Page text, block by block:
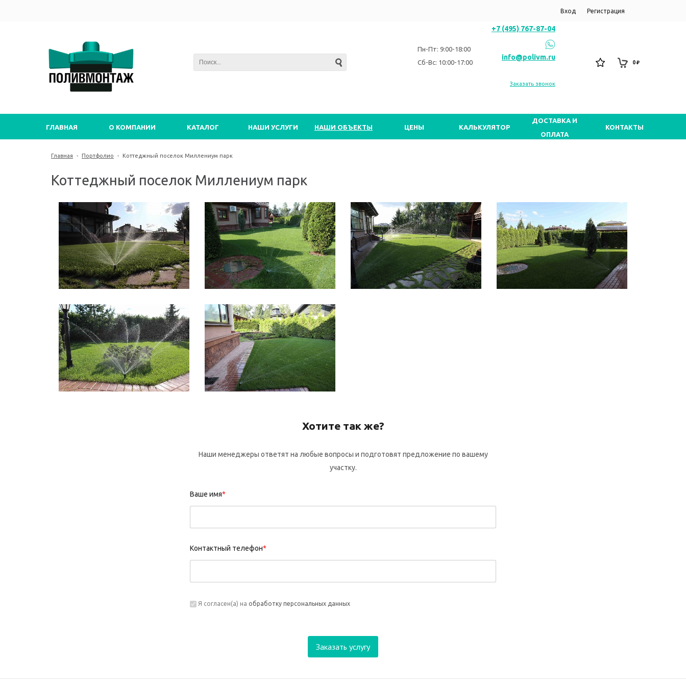
Вход Регистрация
Пн-Пт: 9:00-18:00
Сб-Вс: 10:00-17:00
+7 (495) 767-87-04
info@polivm.ru
Заказать звонок
0 ₽
ГЛАВНАЯ О КОМПАНИИ КАТАЛОГ НАШИ УСЛУГИ НАШИ ОБЪЕКТЫ ЦЕНЫ КАЛЬКУЛЯТОР
ДОСТАВКА И
ОПЛАТА
КОНТАКТЫ
Главная - Портфолио - Коттеджный поселок Миллениум парк
Коттеджный поселок Миллениум парк
Хотите так же?
Наши менеджеры ответят на любые вопросы и подготовят предложение по вашему
участку.
Ваше имя*
Контактный телефон*
Я согласен(а) на обработку персональных данных